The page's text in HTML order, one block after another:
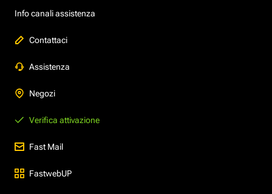
Info canali assistenza
Contattaci
Assistenza
Negozi
Verifica attivazione
Fast Mail
FastwebUP